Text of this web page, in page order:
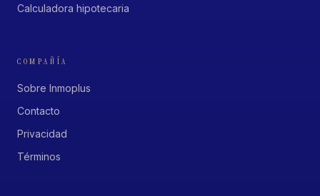
Calculadora hipotecaria
COMPAÑÍA
Sobre Inmoplus
Contacto
Privacidad
Términos